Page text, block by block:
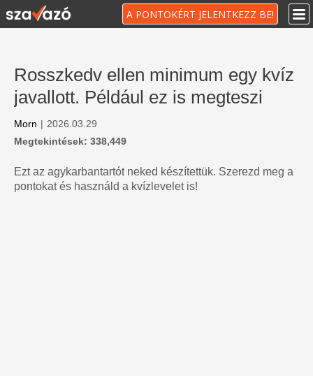
A PONTOKÉRT JELENTKEZZ BE!
Rosszkedv ellen minimum egy kvíz
javallott. Például ez is megteszi
Morn | 2026.03.29
Megtekintések: 338,449
Ezt az agykarbantartót neked készítettük. Szerezd meg a
pontokat és használd a kvízlevelet is!